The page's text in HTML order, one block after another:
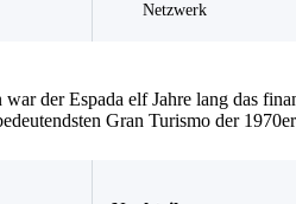
Netzwerk
der Espada elf Jahre lang das
Gran Turismo der